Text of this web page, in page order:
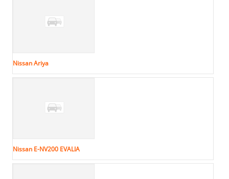
Nissan Ariya
Nissan E-NV200 EVALIA